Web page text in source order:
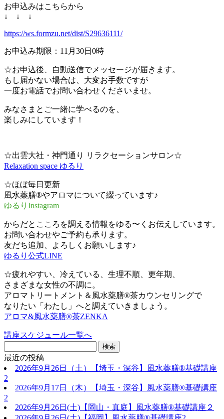
お申込みはこちらから
↓ ↓ ↓
https://ws.formzu.net/dist/S29636111/
お申込み期限：11月30日0時
☆お申込後、自動送信でメッセージが届きます。
もし届かない場合は、大変お手数ですが
一度お電話でお問い合わせくださいませ。
みなさまとご一緒に学べるのを、
楽しみにしています！
☆出雲大社・神門通り リラクセーションサロン☆
Relaxation space ゆるり
☆ほぼ毎日更新
風水薬膳®︎やアロマについて綴っています♪
ゆるりInstagram
からだとこころを調える情報をゆる〜くお伝えしています。
お問い合わせやご予約も承ります。
友だち追加、よろしくお願いします♪
ゆるり公式LINE
☆疲れやすい、冷えている、生理不順、更年期、
さまざまな女性の不調に。
アロマトリートメント＆風水薬膳®茶カウンセリングで
なりたい「わたし」へと調えていきましょう。
アロマ&風水薬膳®︎茶ZENKA
講座スケジュール一覧へ
最近の投稿
2026年9月26日（土）【埼玉・深谷】風水薬膳®基礎講座
2
2026年9月17日（木）【埼玉・深谷】風水薬膳®基礎講座
2
2026年9月26日(土)【岡山・真庭】風水薬膳®基礎講座２